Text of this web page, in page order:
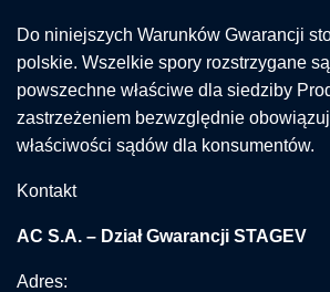
Do niniejszych Warunków Gwarancji
polskie. Wszelkie spory rozstrzygane
powszechne właściwe dla siedziby
zastrzeżeniem bezwzględnie
właściwości sądów dla konsumentów.
Kontakt
AC S.A. – Dział Gwarancji STAGEV
Adres: